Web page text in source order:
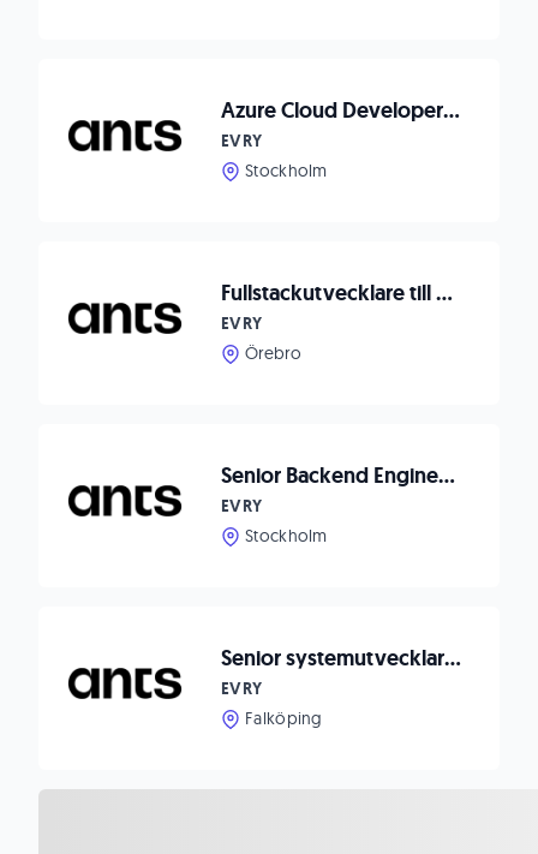
Azure Cloud Developer till Axema Access Control
EVRY
Stockholm
Fullstackutvecklare till Dormy
EVRY
Örebro
Senior Backend Engineer to Appostrophe
EVRY
Stockholm
Senior systemutvecklare till Lasia
EVRY
Falköping